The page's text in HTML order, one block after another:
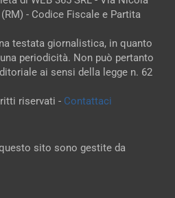
- Codice Fiscale e Partita
testata giornalistica, in quanto
periodicità. Non può pertanto
ai sensi della legge n. 62
riservati - Contattaci
sito sono gestite da